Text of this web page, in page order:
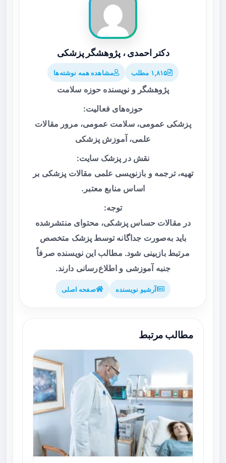
دکتر احمدی ، پژوهشگر پزشکی
۱,۸۱۵ مطلب مشاهده همه نوشته‌ها
پژوهشگر و نویسنده حوزه سلامت
حوزه‌های فعالیت:
پزشکی عمومی، سلامت عمومی، مرور مقالات
علمی، آموزش پزشکی
نقش در پزشک سایت:
تهیه، ترجمه و بازنویسی علمی مقالات پزشکی بر
اساس منابع معتبر.
توجه:
در مقالات حساس پزشکی، محتوای منتشرشده
باید به‌صورت جداگانه توسط پزشک متخصص
مرتبط بازبینی شود. مطالب این نویسنده صرفاً
جنبه آموزشی و اطلاع‌رسانی دارند.
آرشیو نویسنده صفحه اصلی
مطالب مرتبط